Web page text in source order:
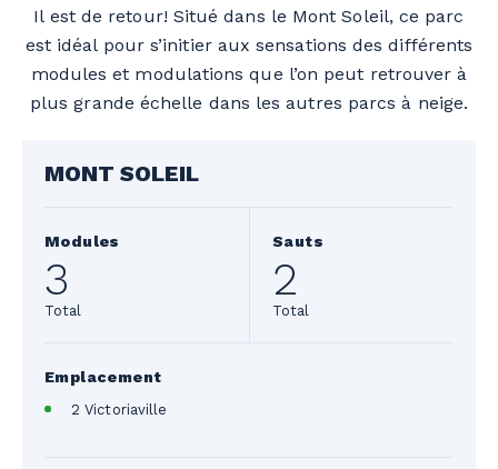
Il est de retour! Situé dans le Mont Soleil, ce parc
est idéal pour s’initier aux sensations des différents
modules et modulations que l’on peut retrouver à
plus grande échelle dans les autres parcs à neige.
MONT SOLEIL
Modules
3
Total
Sauts
2
Total
Emplacement
2 Victoriaville